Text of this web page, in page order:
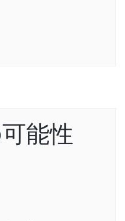
能性